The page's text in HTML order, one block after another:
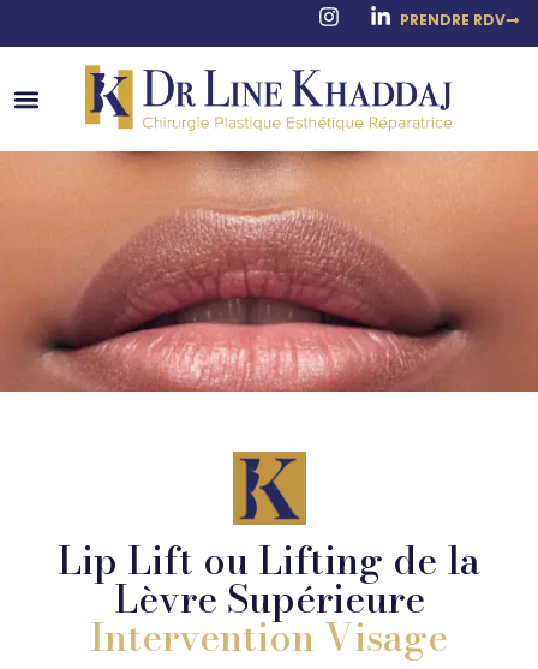
PRENDRE RDV
Lip Lift ou Lifting de la
Lèvre Supérieure
Intervention Visage